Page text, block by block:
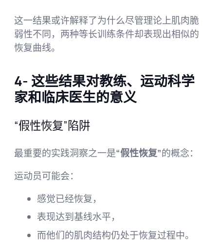
这一结果或许解释了为什么尽管理论上肌肉脆
弱性不同，两种等长训练条件却表现出相似的
恢复曲线。
4- 这些结果对教练、运动科学
家和临床医生的意义
“假性恢复”陷阱
最重要的实践洞察之一是“假性恢复”的概念：
运动员可能会：
感觉已经恢复，
表现达到基线水平，
而他们的肌肉结构仍处于恢复过程中。